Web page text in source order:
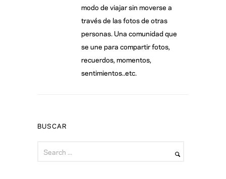
modo de viajar sin moverse a
través de las fotos de otras
personas. Una comunidad que
se une para compartir fotos,
recuerdos, momentos,
sentimientos..etc.
BUSCAR